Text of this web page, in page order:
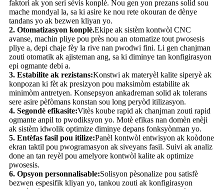
faktori ak yon seri sèvis konplè. Nou gen yon prezans solid sou
mache mondyal la, sa ki asire ke nou rete okouran de dènye
tandans yo ak bezwen kliyan yo.
2. Otomatizasyon konplè.Ekipe ak sistèm kontwòl CNC
avanse, machin pliye pou près nou an otomatize tout pwosesis
pliye a, depi chaje fèy la rive nan pwodwi fini. Li gen chanjman
zouti otomatik ak ajisteman ang, sa ki diminye tan konfigirasyon
epi ogmante debi a.
3. Estabilite ak rezistans:Konstwi ak materyèl kalite siperyè ak
konpozan ki fèt ak presizyon pou maksimòm estabilite ak
minimòm antretyen. Konsepsyon ankadreman solid ak tolerans
sere asire pèfòmans konstan sou long peryòd itilizasyon.
4. Segondè efikasite:Vitès koube rapid ak chanjman zouti rapid
ogmante anpil to pwodiksyon yo. Motè efikas nan domèn enèji
ak sistèm idwolik optimize diminye depans fonksyònman yo.
5. Entèfas fasil pou itilize:Panèl kontwòl entwisyon ak koòdone
ekran taktil pou pwogramasyon ak siveyans fasil. Suivi ak analiz
done an tan reyèl pou amelyore kontwòl kalite ak optimize
pwosesis.
6. Opsyon personnalisable:Solisyon pèsonalize pou satisfè
bezwen espesifik kliyan yo, tankou zouti ak konfigirasyon